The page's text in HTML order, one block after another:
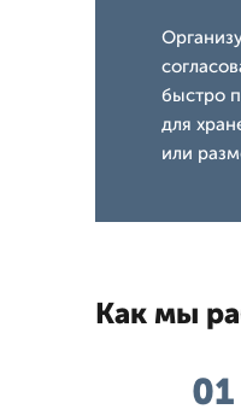
быстро
для
или
Как мы
01